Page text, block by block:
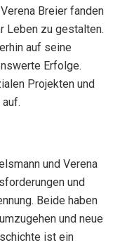
Breier fanden
Leben zu gestalten.
auf seine
Erfolge.
Projekten und
und Verena
und
Beide haben
und neue
ist ein